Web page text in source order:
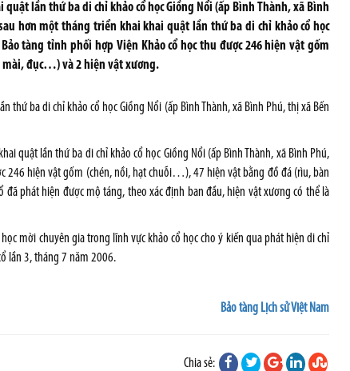
lần thứ ba di chỉ khảo cổ học Giồng Nổi (ấp Bình Thành, xã Bình
hơn một tháng triển khai khai quật lần thứ ba di chỉ khảo cổ học
tàng tỉnh phối hợp Viện Khảo cổ học thu được 246 hiện vật gốm
đục…) và 2 hiện vật xương.
thứ ba di chỉ khảo cổ học Giồng Nổi (ấp Bình Thành, xã Bình Phú, thị xã Bến
quật lần thứ ba di chỉ khảo cổ học Giồng Nổi (ấp Bình Thành, xã Bình Phú,
246 hiện vật gốm (chén, nồi, hạt chuỗi…), 47 hiện vật bằng đồ đá (rìu, bàn
phát hiện được mộ táng, theo xác định ban đầu, hiện vật xương có thể là
mời chuyên gia trong lĩnh vực khảo cổ học cho ý kiến qua phát hiện di chỉ
lần 3, tháng 7 năm 2006.
Bảo tàng Lịch sử Việt Nam
Chia sẻ: